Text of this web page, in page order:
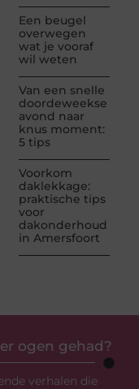
Een beugel
overwegen
wat je vooraf
wil weten
Van een snelle
doordeweekse
avond naar
knus moment:
5 tips
Voorkom
daklekkage:
praktische tips
voor
dakonderhoud
in Amersfoort
ogen gehad?
verhalen die